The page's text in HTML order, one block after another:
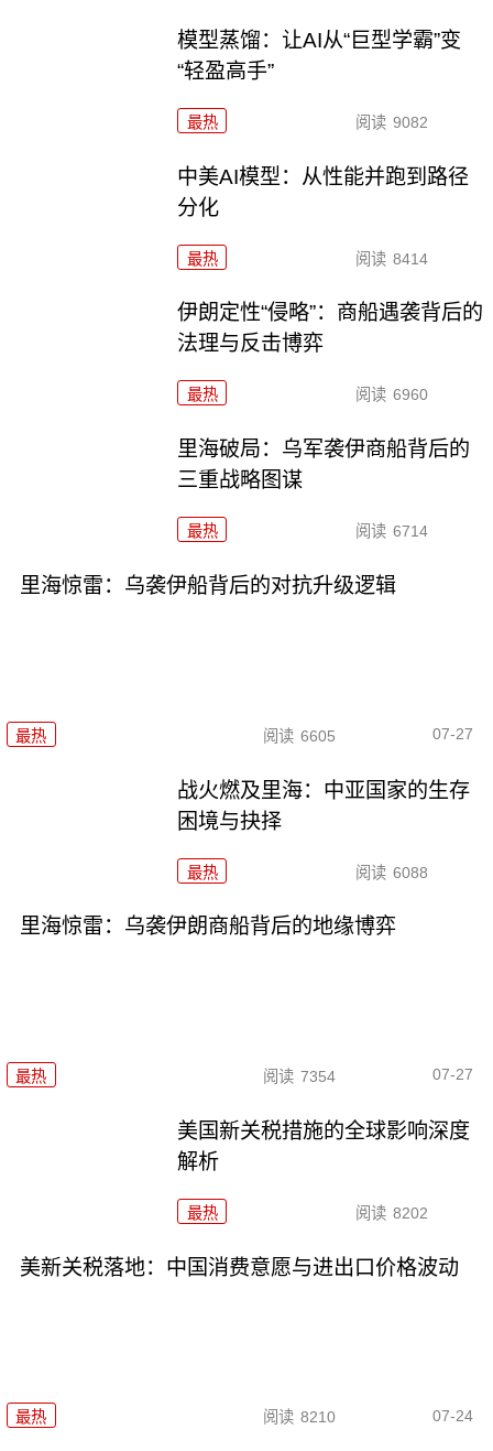
模型蒸馏：让AI从“巨型学霸”变
“轻盈高手”
最热 阅读 9082
中美AI模型：从性能并跑到路径
分化
最热 阅读 8414
伊朗定性“侵略”：商船遇袭背后的
法理与反击博弈
最热 阅读 6960
里海破局：乌军袭伊商船背后的
三重战略图谋
最热 阅读 6714
里海惊雷：乌袭伊船背后的对抗升级逻辑
最热 阅读 6605 07-27
战火燃及里海：中亚国家的生存
困境与抉择
最热 阅读 6088
里海惊雷：乌袭伊朗商船背后的地缘博弈
最热 阅读 7354 07-27
美国新关税措施的全球影响深度
解析
最热 阅读 8202
美新关税落地：中国消费意愿与进出口价格波动
最热 阅读 8210 07-24